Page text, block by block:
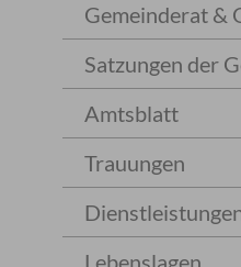
Gemeinderat &
Satzungen der
Amtsblatt
Trauungen
Lebenslagen